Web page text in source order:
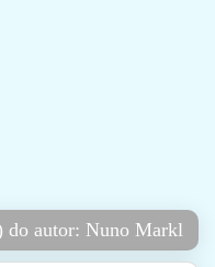
do autor: Nuno Markl